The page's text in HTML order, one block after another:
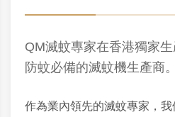
QM滅蚊專家在香港獨家
防蚊必備的滅蚊機生產商。
作為業內領先的滅蚊專家，